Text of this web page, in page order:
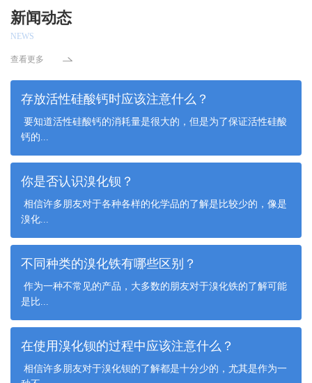
新闻动态
NEWS
查看更多
存放活性硅酸钙时应该注意什么？
要知道活性硅酸钙的消耗量是很大的，但是为了保证活性硅酸
钙的...
你是否认识溴化钡？
相信许多朋友对于各种各样的化学品的了解是比较少的，像是
溴化...
不同种类的溴化铁有哪些区别？
作为一种不常见的产品，大多数的朋友对于溴化铁的了解可能
是比...
在使用溴化钡的过程中应该注意什么？
相信许多朋友对于溴化钡的了解都是十分少的，尤其是作为一